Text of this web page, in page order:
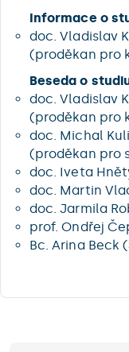
Informace o
doc. Vladislav
(proděkan pro
Beseda o
doc. Vladislav
(proděkan pro
doc. Michal
(proděkan pro
doc. Iveta
doc. Martin
doc. Jarmila
prof. Ondřej
Bc. Arina Beck